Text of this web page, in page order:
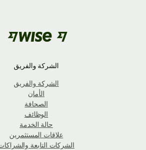
الشركة والفريق
الشركة والفريق
الأمان
الصحافة
الوظائف
حالة الخدمة
علاقات المستثمرين
الشركات التابعة والشراكات